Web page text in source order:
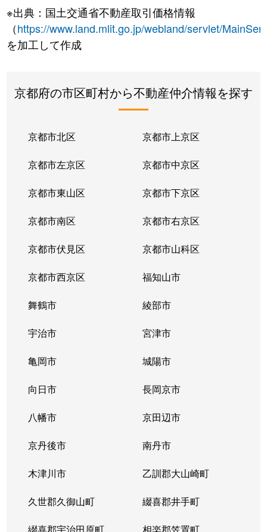
※出典：国土交通省不動産取引価格情報
（https://www.land.mlit.go.jp/webland/servlet/
を加工して作成
京都府の市区町村から不動産仲介情報を探す
京都市北区 京都市上京区
京都市左京区 京都市中京区
京都市東山区 京都市下京区
京都市南区 京都市右京区
京都市伏見区 京都市山科区
京都市西京区 福知山市
舞鶴市 綾部市
宇治市 宮津市
亀岡市 城陽市
向日市 長岡京市
八幡市 京田辺市
京丹後市 南丹市
木津川市 乙訓郡大山崎町
久世郡久御山町 綴喜郡井手町